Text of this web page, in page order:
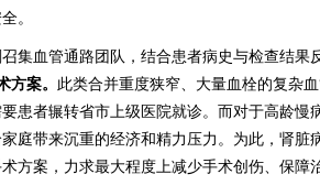
。
集血管通路团队，结合患者病史与检查结果
方案。 此类合并重度狭窄、大量血栓的复杂
患者辗转省市上级医院就诊。而对于高龄慢
庭带来沉重的经济和精力压力。为此，肾脏
方案，力求最大程度上减少手术创伤、保障